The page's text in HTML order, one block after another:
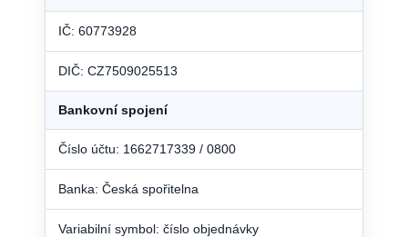
IČ: 60773928
DIČ: CZ7509025513
Bankovní spojení
Číslo účtu: 1662717339 / 0800
Banka: Česká spořitelna
Variabilní symbol: číslo objednávky